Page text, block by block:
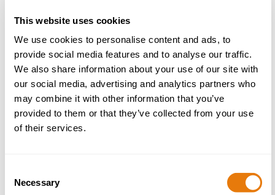
This website uses cookies
We use cookies to personalise content and ads, to
provide social media features and to analyse our traffic.
We also share information about your use of our site with
our social media, advertising and analytics partners who
may combine it with other information that you’ve
provided to them or that they’ve collected from your use
of their services.
Selection
Necessary
Anghydfodau Tir a Ffermio
Real Estate Partner